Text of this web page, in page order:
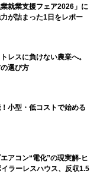
就業支援フェア2026」に
が詰まった1日をレポー
レスに負けない農業へ。
選び方
小型・低コストで始める
アコン“電化”の現実解-ヒ
ラーレスハウス、反収1.5